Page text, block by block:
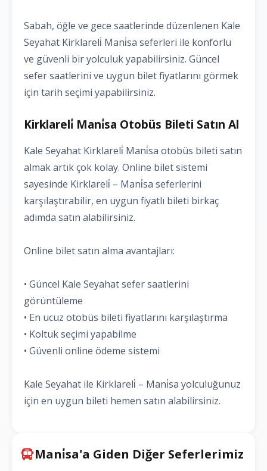
Sabah, öğle ve gece saatlerinde düzenlenen Kale
Seyahat Kirklareli̇ Mani̇sa seferleri ile konforlu
ve güvenli bir yolculuk yapabilirsiniz. Güncel
sefer saatlerini ve uygun bilet fiyatlarını görmek
için tarih seçimi yapabilirsiniz.
Kirklareli̇ Mani̇sa Otobüs Bileti Satın Al
Kale Seyahat Kirklareli̇ Mani̇sa otobüs bileti satın
almak artık çok kolay. Online bilet sistemi
sayesinde Kirklareli̇ – Mani̇sa seferlerini
karşılaştırabilir, en uygun fiyatlı bileti birkaç
adımda satın alabilirsiniz.
Online bilet satın alma avantajları:
• Güncel Kale Seyahat sefer saatlerini
görüntüleme
• En ucuz otobüs bileti fiyatlarını karşılaştırma
• Koltuk seçimi yapabilme
• Güvenli online ödeme sistemi
Kale Seyahat ile Kirklareli̇ – Mani̇sa yolculuğunuz
için en uygun bileti hemen satın alabilirsiniz.
Mani̇sa'a Giden Diğer Seferlerimiz